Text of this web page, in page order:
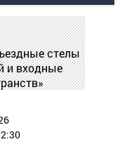
стелы
и входные